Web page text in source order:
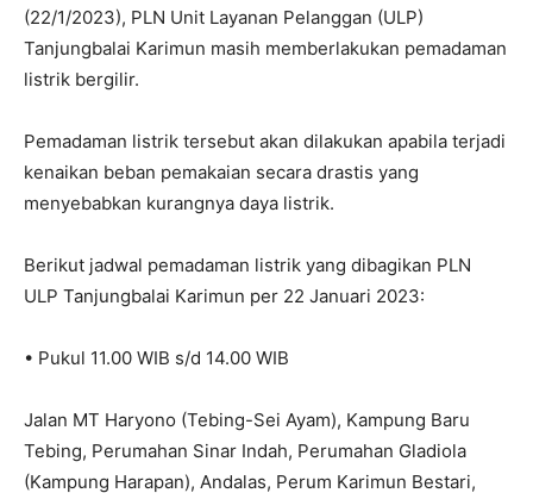
(22/1/2023), PLN Unit Layanan Pelanggan (ULP)
Tanjungbalai Karimun masih memberlakukan pemadaman
listrik bergilir.
Pemadaman listrik tersebut akan dilakukan apabila terjadi
kenaikan beban pemakaian secara drastis yang
menyebabkan kurangnya daya listrik.
Berikut jadwal pemadaman listrik yang dibagikan PLN
ULP Tanjungbalai Karimun per 22 Januari 2023:
• Pukul 11.00 WIB s/d 14.00 WIB
Jalan MT Haryono (Tebing-Sei Ayam), Kampung Baru
Tebing, Perumahan Sinar Indah, Perumahan Gladiola
(Kampung Harapan), Andalas, Perum Karimun Bestari,